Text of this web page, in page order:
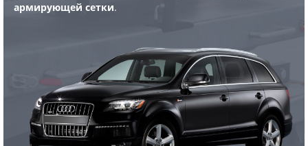
армирующей сетки.